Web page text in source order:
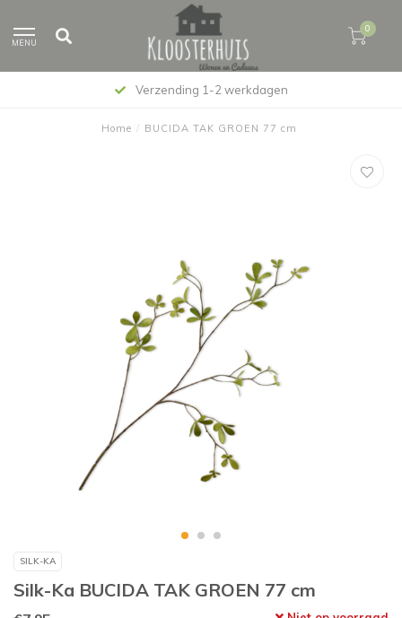
MENU
0
Verzending 1-2 werkdagen
Home / BUCIDA TAK GROEN 77 cm
SILK-KA
Silk-Ka BUCIDA TAK GROEN 77 cm